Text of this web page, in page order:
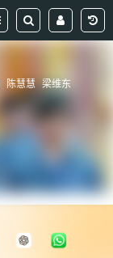
陈慧慧 梁维东